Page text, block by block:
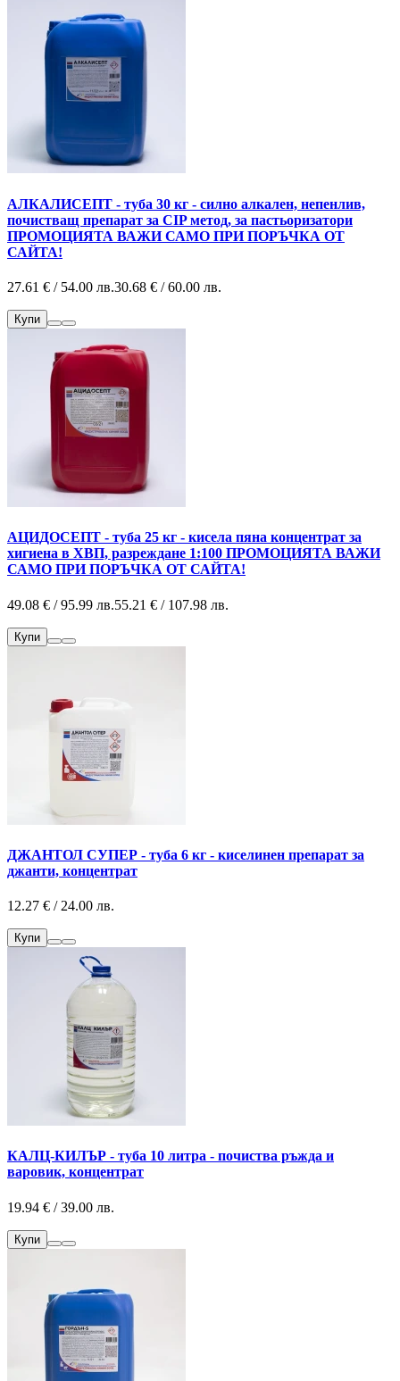
АЛКАЛИСЕПТ - туба 30 кг - силно алкален, непенлив,
почистващ препарат за CIP метод, за пастьоризатори
ПРОМОЦИЯТА ВАЖИ САМО ПРИ ПОРЪЧКА ОТ
САЙТА!
27.61 € / 54.00 лв.30.68 € / 60.00 лв.
Купи
АЦИДОСЕПТ - туба 25 кг - кисела пяна концентрат за
хигиена в ХВП, разреждане 1:100 ПРОМОЦИЯТА ВАЖИ
САМО ПРИ ПОРЪЧКА ОТ САЙТА!
49.08 € / 95.99 лв.55.21 € / 107.98 лв.
Купи
ДЖАНТОЛ СУПЕР - туба 6 кг - киселинен препарат за
джанти, концентрат
12.27 € / 24.00 лв.
Купи
КАЛЦ-КИЛЪР - туба 10 литра - почиства ръжда и
варовик, концентрат
19.94 € / 39.00 лв.
Купи